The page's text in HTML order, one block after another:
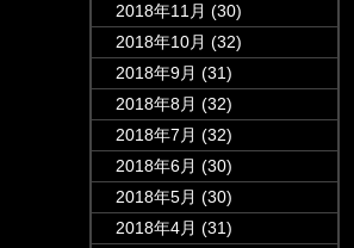
2018年11月 (30)
2018年10月 (32)
2018年9月 (31)
2018年8月 (32)
2018年7月 (32)
2018年6月 (30)
2018年5月 (30)
2018年4月 (31)